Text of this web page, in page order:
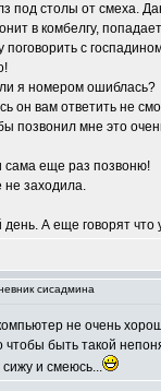
под столы от смеха.
в комбелгу,
поговорить с
я номером ошиблась?
он вам ответить не
позвонил мне это
сама еще раз позвоню!
не заходила.
день. А еще говорят что
сисадмина
не очень
чтобы быть такой
и смеюсь...